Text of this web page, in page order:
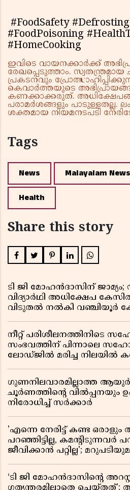
#FoodSafety
#FoodPoisoning
#HomeCooking
ഇവിടെ വായനക്കാർക്ക്
രേഖപ്പെടുത്താം. സ്വതന്ത്രമായ
പ്രകടനവും
കെവാർത്തയുടെ
കണക്കാക്കരുത്.
പരാമർശങ്ങളും പാടുള്ളതല്ല.
ശക്തമായ നിയമനടപടി
Tags
News Malayalam News
Health
Share this story
ടി ജി മോഹൻദാസിന്
വിദ്യാർഥി അധിക്ഷേപ
വിടുതൽ നൽകി വഞ്ചിയൂർ
നീറ്റ് പരിശീലനത്തിനിടെ
സംഭവത്തിന് പിന്നാലെ
ലോഡ്ജിൽ മരിച്ച നിലയിൽ
ഗുണനിലവാരമില്ലാത്ത
ചൂർണത്തിൻ്റെ വിൽപ്പനയും
നിരോധിച്ച് സർക്കാർ
'എന്നെ നേരിട്ട് കണ്ട
പറഞ്ഞിട്ടില്ല,
ജീവിക്കാൻ പറ്റില്ല';
‘ടി ജി മോഹൻദാസിൻ്റെ